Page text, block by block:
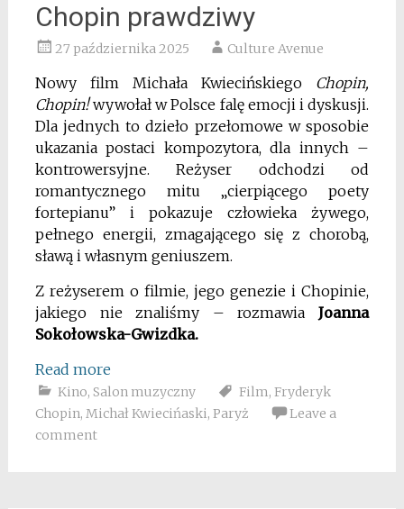
Chopin prawdziwy
27 października 2025 Culture Avenue
Nowy film Michała Kwiecińskiego Chopin,
Chopin!wywołał w Polsce falę emocji i dyskusji.
Dla jednych to dzieło przełomowe w sposobie
ukazania postaci kompozytora, dla innych –
kontrowersyjne. Reżyser odchodzi od
romantycznego mitu „cierpiącego poety
fortepianu” i pokazuje człowieka żywego,
pełnego energii, zmagającego się z chorobą,
sławą i własnym geniuszem.
Z reżyserem o filmie, jego genezie i Chopinie,
jakiego nie znaliśmy – rozmawiaJoanna
Sokołowska-Gwizdka.
Read more
Kino, Salon muzyczny Film, Fryderyk
Chopin, Michał Kwiecińaski, Paryż
Leave a
comment